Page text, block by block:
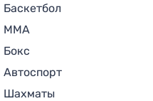
Баскетбол
MMA
Бокс
Автоспорт
Шахматы